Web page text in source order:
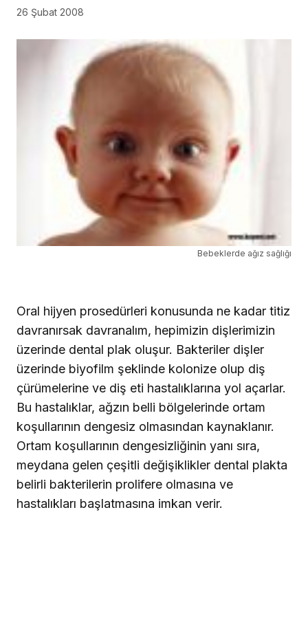
26 Şubat 2008
Bebeklerde ağız sağlığı
Oral hijyen prosedürleri konusunda ne kadar titiz
davranırsak davranalım, hepimizin dişlerimizin
üzerinde dental plak oluşur. Bakteriler dişler
üzerinde biyofilm şeklinde kolonize olup diş
çürümelerine ve diş eti hastalıklarına yol açarlar.
Bu hastalıklar, ağzın belli bölgelerinde ortam
koşullarının dengesiz olmasından kaynaklanır.
Ortam koşullarının dengesizliğinin yanı sıra,
meydana gelen çeşitli değişiklikler dental plakta
belirli bakterilerin prolifere olmasına ve
hastalıkları başlatmasına imkan verir.